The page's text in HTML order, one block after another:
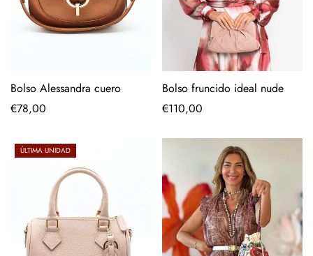
Bolso Alessandra cuero
Precio
€78,00
Bolso fruncido ideal nude
Precio
€110,00
ÚLTIMA UNIDAD